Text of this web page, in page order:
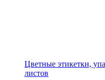
Цветные этикетки,
листов